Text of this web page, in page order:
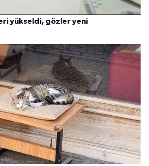
yükseldi, gözler yeni